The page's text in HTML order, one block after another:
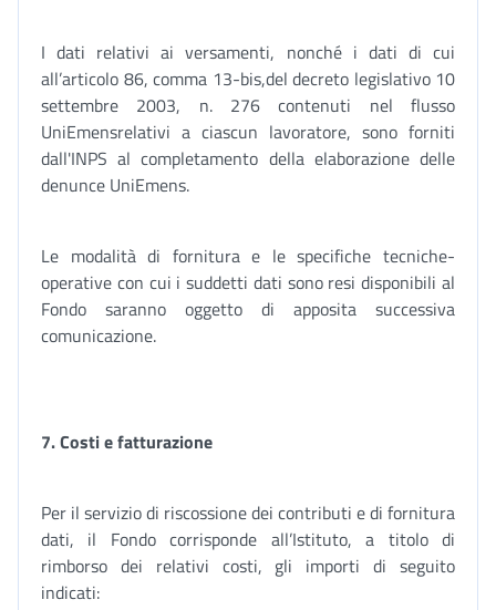
I dati relativi ai versamenti, nonché i dati di cui
all’articolo 86, comma 13-bis,del decreto legislativo 10
settembre 2003, n. 276 contenuti nel flusso
UniEmensrelativi a ciascun lavoratore, sono forniti
dall'INPS al completamento della elaborazione delle
denunce UniEmens.
Le modalità di fornitura e le specifiche tecniche-
operative con cui i suddetti dati sono resi disponibili al
Fondo saranno oggetto di apposita successiva
comunicazione.
7.Costi e fatturazione
Per il servizio di riscossione dei contributi e di fornitura
dati, il Fondo corrisponde all’Istituto, a titolo di
rimborso dei relativi costi, gli importi di seguito
indicati: